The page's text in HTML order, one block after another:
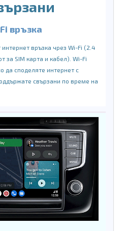
връзка
връзка чрез Wi-Fi (2.4
за SIM карта и кабел). Wi-Fi
да споделяте интернет с
свързани по време на